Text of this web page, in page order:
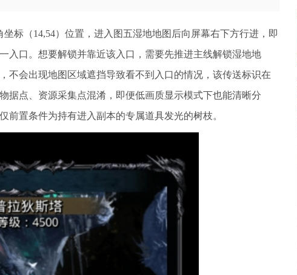
标（14,54）位置，进入图五湿地地图后向屏幕右下方行进，即
入口。想要解锁并靠近该入口，需要先推进主线解锁湿地地
不会出现地图区域遮挡导致看不到入口的情况，该传送标识在
据点、资源采集点混淆，即便低画质显示模式下也能清晰分
置条件为持有进入副本的专属道具发光的树枝。